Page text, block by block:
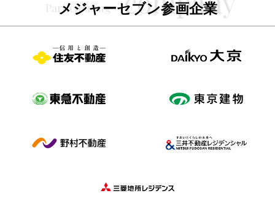
メジャーセブン参画企業